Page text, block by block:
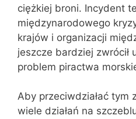
ciężkiej broni. Incydent
międzynarodowego
krajów i organizacji
jeszcze bardziej zwrócił
problem piractwa
Aby przeciwdziałać tym
wiele działań na